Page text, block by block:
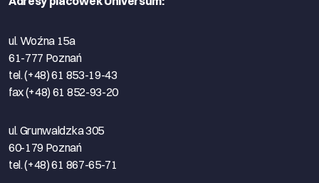
ul. Woźna 15a
61-777 Poznań
tel. (+48) 61 853-19-43
fax (+48) 61 852-93-20
ul. Grunwaldzka 305
60-179 Poznań
tel. (+48) 61 867-65-71